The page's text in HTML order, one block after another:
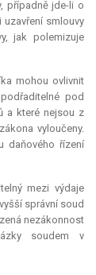
případně jde-li o
smlouvy
jak polemizuje
mohou ovlivnit
pod
a které nejsou z
vyloučeny.
daňového řízení
mezi výdaje
správní soud
nezákonnost
soudem v